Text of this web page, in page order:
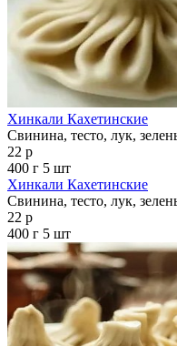
Хинкали Кахетинские
Свинина, тесто, лук,
22 р
400 г 5 шт
Хинкали Кахетинские
Свинина, тесто, лук,
22 р
400 г 5 шт